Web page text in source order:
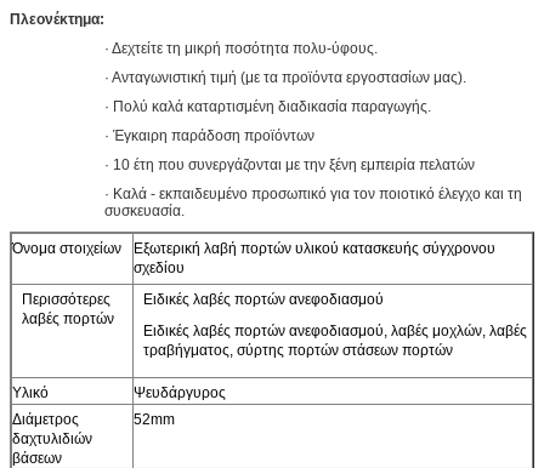
Πλεονέκτημα:
· Δεχτείτε τη μικρή ποσότητα πολυ-ύφους.
· Ανταγωνιστική τιμή (με τα προϊόντα εργοστασίων μας).
· Πολύ καλά καταρτισμένη διαδικασία παραγωγής.
· Έγκαιρη παράδοση προϊόντων
· 10 έτη που συνεργάζονται με την ξένη εμπειρία πελατών
· Καλά - εκπαιδευμένο προσωπικό για τον ποιοτικό έλεγχο και τη
συσκευασία.
Όνομα στοιχείων
Εξωτερική λαβή πορτών υλικού κατασκευής σύγχρονου
σχεδίου
Περισσότερες
λαβές πορτών
Ειδικές λαβές πορτών ανεφοδιασμού
Ειδικές λαβές πορτών ανεφοδιασμού, λαβές μοχλών, λαβές
τραβήγματος, σύρτης πορτών στάσεων πορτών
Υλικό
Ψευδάργυρος
Διάμετρος
δαχτυλιδιών
βάσεων
52mm